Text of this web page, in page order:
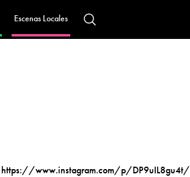
Escenas Locales
https://www.instagram.com/p/DP9uIL8gu4t/